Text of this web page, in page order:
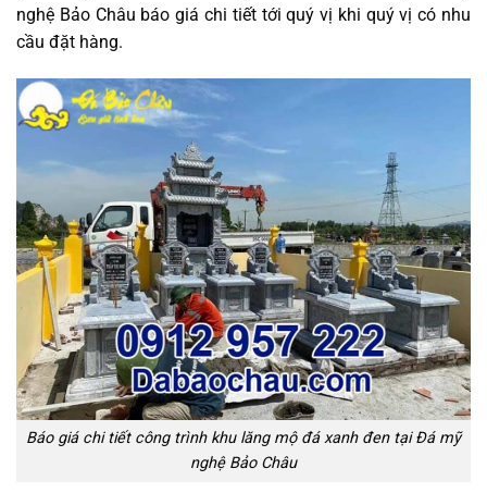
nghệ Bảo Châu báo giá chi tiết tới quý vị khi quý vị có nhu
cầu đặt hàng.
Báo giá chi tiết công trình khu lăng mộ đá xanh đen tại Đá mỹ
nghệ Bảo Châu